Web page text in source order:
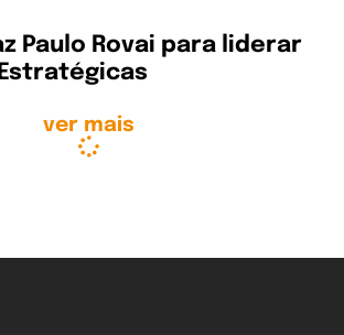
Paulo Rovai para liderar
ver mais